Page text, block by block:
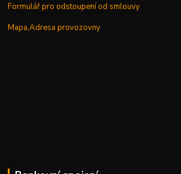
Formulář pro odstoupení od smlouvy
Mapa,Adresa provozovny